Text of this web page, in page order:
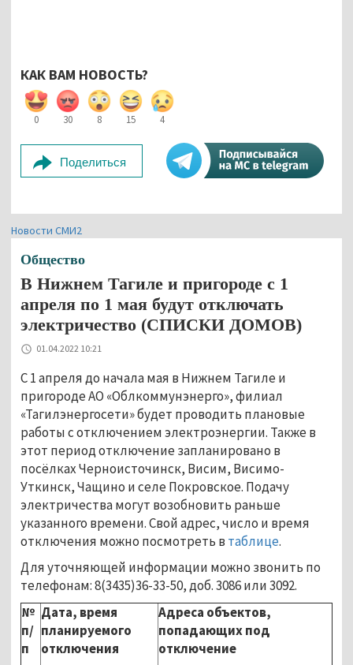
КАК ВАМ НОВОСТЬ?
0 30 8 15 4
Поделиться
Новости СМИ2
Общество
В Нижнем Тагиле и пригороде с 1
апреля по 1 мая будут отключать
электричество (СПИСКИ ДОМОВ)
01.04.2022 10:21
С 1 апреля до начала мая в Нижнем Тагиле и
пригороде АО «Облкоммунэнерго», филиал
«Тагилэнергосети» будет проводить плановые
работы с отключением электроэнергии. Также в
этот период отключение запланировано в
посёлках Черноисточинск, Висим, Висимо-
Уткинск, Чащино и селе Покровское. Подачу
электричества могут возобновить раньше
указанного времени. Свой адрес, число и время
отключения можно посмотреть в таблице.
Для уточняющей информации можно звонить по
телефонам: 8(3435)36-33-50, доб. 3086 или 3092.
№
п/
п
Дата, время
планируемого
отключения
Адреса объектов,
попадающих под
отключение